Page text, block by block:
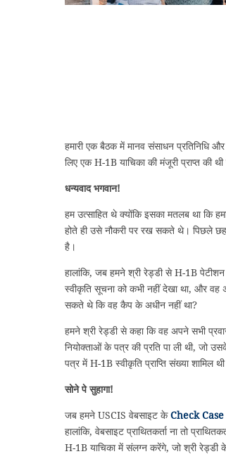
हमारी एक बैठक में मानव संसाधन प्रतिनिधि
लिए एक H-1B याचिका की मंजूरी प्राप्त की
धन्यवाद भगवान!
हम उत्साहित थे क्योंकि इसका मतलब था कि
होते ही उसे नौकरी पर रख सकते थे। पिछले छह
है।
हालांकि, जब हमने श्री रेड्डी से H-1B
स्वीकृति सूचना को कभी नहीं देखा था, और वह
सकते थे कि वह कैप के अधीन नहीं था?
हमने श्री रेड्डी से कहा कि वह अपने सभी
नियोक्ताओं के पत्र की प्रति पा ली थी, जो
पत्र में H-1B स्वीकृति प्राप्ति संख्या शामिल
सोने पे सुहागा!
जब हमने USCIS वेबसाइट केCheck
हालांकि, वेबसाइट प्राथितकर्ता ना तो
H-1B याचिका में संलग्न करेंगे, जो श्री रेड्डी